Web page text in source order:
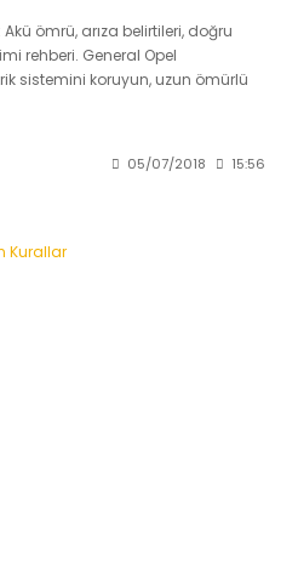
Akü ömrü, arıza belirtileri, doğru
rehberi. General Opel
sistemini koruyun, uzun ömürlü
05/07/2018 15:56